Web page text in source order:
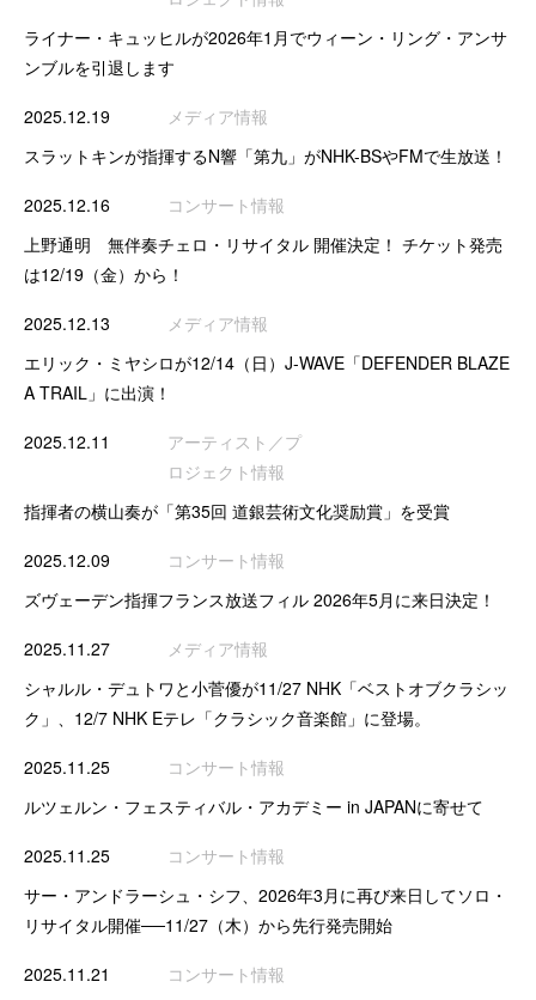
ライナー・キュッヒルが2026年1月でウィーン・リング・アンサ
ンブルを引退します
2025.12.19
メディア情報
スラットキンが指揮するN響「第九」がNHK-BSやFMで生放送！
2025.12.16
コンサート情報
上野通明 無伴奏チェロ・リサイタル 開催決定！ チケット発売
は12/19（金）から！
2025.12.13
メディア情報
エリック・ミヤシロが12/14（日）J-WAVE「DEFENDER BLAZE
A TRAIL」に出演！
2025.12.11
アーティスト／プ
ロジェクト情報
指揮者の横山奏が「第35回 道銀芸術文化奨励賞」を受賞
2025.12.09
コンサート情報
ズヴェーデン指揮フランス放送フィル 2026年5月に来日決定！
2025.11.27
メディア情報
シャルル・デュトワと小菅優が11/27 NHK「ベストオブクラシッ
ク」、12/7 NHK Eテレ「クラシック音楽館」に登場。
2025.11.25
コンサート情報
ルツェルン・フェスティバル・アカデミー in JAPANに寄せて
2025.11.25
コンサート情報
サー・アンドラーシュ・シフ、2026年3月に再び来日してソロ・
リサイタル開催──11/27（木）から先行発売開始
2025.11.21
コンサート情報